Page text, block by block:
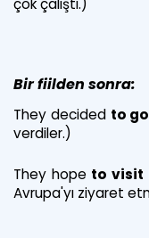
çok çalıştı.)
Bir fiilden sonra:
They decided to go
verdiler.)
They hope to visit
Avrupa'yı ziyaret